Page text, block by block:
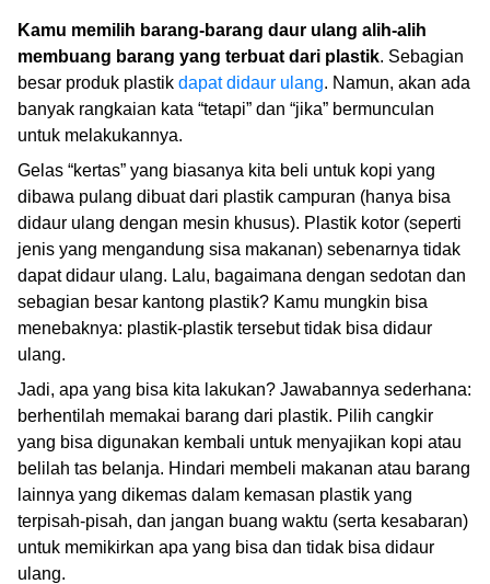
Kamu memilih barang-barang daur ulang alih-alih
membuang barang yang terbuat dari plastik. Sebagian
besar produk plastik dapat didaur ulang. Namun, akan ada
banyak rangkaian kata “tetapi” dan “jika” bermunculan
untuk melakukannya.
Gelas “kertas” yang biasanya kita beli untuk kopi yang
dibawa pulang dibuat dari plastik campuran (hanya bisa
didaur ulang dengan mesin khusus). Plastik kotor (seperti
jenis yang mengandung sisa makanan) sebenarnya tidak
dapat didaur ulang. Lalu, bagaimana dengan sedotan dan
sebagian besar kantong plastik? Kamu mungkin bisa
menebaknya: plastik-plastik tersebut tidak bisa didaur
ulang.
Jadi, apa yang bisa kita lakukan? Jawabannya sederhana:
berhentilah memakai barang dari plastik. Pilih cangkir
yang bisa digunakan kembali untuk menyajikan kopi atau
belilah tas belanja. Hindari membeli makanan atau barang
lainnya yang dikemas dalam kemasan plastik yang
terpisah-pisah, dan jangan buang waktu (serta kesabaran)
untuk memikirkan apa yang bisa dan tidak bisa didaur
ulang.